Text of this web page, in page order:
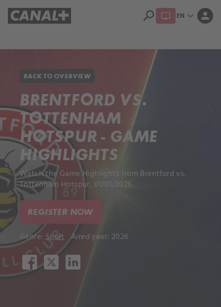
search EN expand_more person
BACK TO OVERVIEW
BRENTFORD VS.
TOTTENHAM
HOTSPUR - GAME
HIGHLIGHTS
Watch the Game Highlights from Brentford vs.
Tottenham Hotspur, 01/01/2026.
REGISTER NOW
Genre: Sport Aired year: 2026